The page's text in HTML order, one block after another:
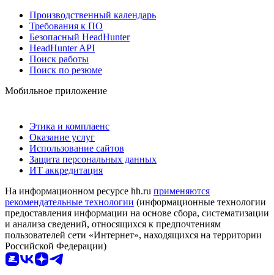
Производственный календарь
Требования к ПО
Безопасный HeadHunter
HeadHunter API
Поиск работы
Поиск по резюме
Мобильное приложение
Этика и комплаенс
Оказание услуг
Использование сайтов
Защита персональных данных
ИТ аккредитация
На информационном ресурсе hh.ru применяются
рекомендательные технологии (информационные технологии
предоставления информации на основе сбора, систематизации
и анализа сведений, относящихся к предпочтениям
пользователей сети «Интернет», находящихся на территории
Российской Федерации)